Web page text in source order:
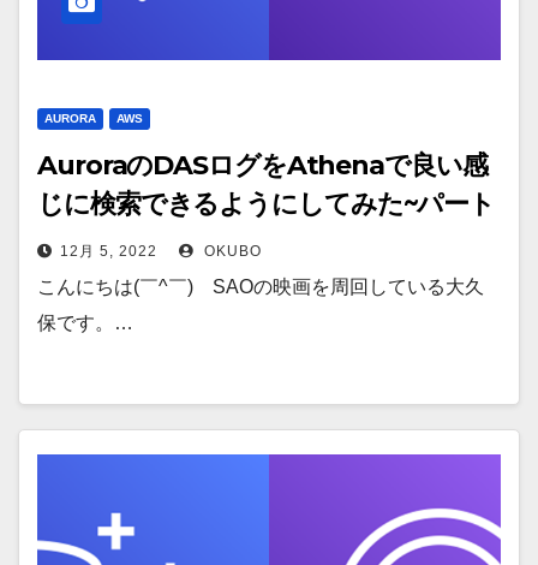
AURORA AWS
AuroraのDASログをAthenaで良い感
じに検索できるようにしてみた~パート
3/3~12月 5, 2022 OKUBO
こんにちは(￣^￣)ゞSAOの映画を周回している大久
保です。…